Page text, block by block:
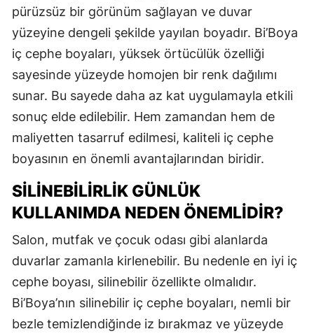
pürüzsüz bir görünüm sağlayan ve duvar
yüzeyine dengeli şekilde yayılan boyadır. Bi’Boya
iç cephe boyaları, yüksek örtücülük özelliği
sayesinde yüzeyde homojen bir renk dağılımı
sunar. Bu sayede daha az kat uygulamayla etkili
sonuç elde edilebilir. Hem zamandan hem de
maliyetten tasarruf edilmesi, kaliteli iç cephe
boyasının en önemli avantajlarından biridir.
SILINEBILIRLIK GÜNLÜK
KULLANIMDA NEDEN ÖNEMLIDIR?
Salon, mutfak ve çocuk odası gibi alanlarda
duvarlar zamanla kirlenebilir. Bu nedenle en iyi iç
cephe boyası, silinebilir özellikte olmalıdır.
Bi’Boya’nın silinebilir iç cephe boyaları, nemli bir
bezle temizlendiğinde iz bırakmaz ve yüzeyde